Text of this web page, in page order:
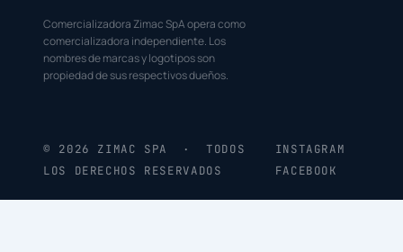
Comercializadora Zimac SpA opera como
comercializadora independiente. Los
nombres de marcas y logotipos son
propiedad de sus respectivos dueños.
© 2026 ZIMAC SPA · TODOS
LOS DERECHOS RESERVADOS
INSTAGRAM
FACEBOOK